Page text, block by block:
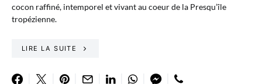
cocon raffiné, intemporel et vivant au coeur de la Presqu’île
tropézienne.
LIRE LA SUITE